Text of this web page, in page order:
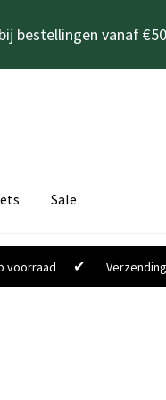
bestellingen vanaf
Sale
voorraad ✔